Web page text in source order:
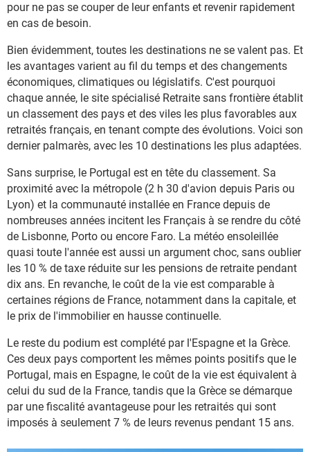
pour ne pas se couper de leur enfants et revenir rapidement
en cas de besoin.
Bien évidemment, toutes les destinations ne se valent pas. Et
les avantages varient au fil du temps et des changements
économiques, climatiques ou législatifs. C'est pourquoi
chaque année, le site spécialisé Retraite sans frontière établit
un classement des pays et des viles les plus favorables aux
retraités français, en tenant compte des évolutions. Voici son
dernier palmarès, avec les 10 destinations les plus adaptées.
Sans surprise, le Portugal est en tête du classement. Sa
proximité avec la métropole (2 h 30 d'avion depuis Paris ou
Lyon) et la communauté installée en France depuis de
nombreuses années incitent les Français à se rendre du côté
de Lisbonne, Porto ou encore Faro. La météo ensoleillée
quasi toute l'année est aussi un argument choc, sans oublier
les 10 % de taxe réduite sur les pensions de retraite pendant
dix ans. En revanche, le coût de la vie est comparable à
certaines régions de France, notamment dans la capitale, et
le prix de l'immobilier en hausse continuelle.
Le reste du podium est complété par l'Espagne et la Grèce.
Ces deux pays comportent les mêmes points positifs que le
Portugal, mais en Espagne, le coût de la vie est équivalent à
celui du sud de la France, tandis que la Grèce se démarque
par une fiscalité avantageuse pour les retraités qui sont
imposés à seulement 7 % de leurs revenus pendant 15 ans.